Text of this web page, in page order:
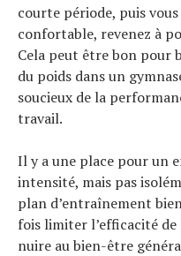
courte période, puis
confortable, revenez à
Cela peut être bon pour
du poids dans un
soucieux de la
travail.
Il y a une place pour un
intensité, mais pas
plan d’entraînement
fois limiter l’efficacité
nuire au bien-être